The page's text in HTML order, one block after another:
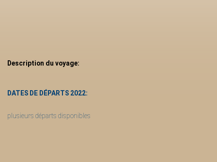
Description du voyage:
DATES DE DÉPARTS 2022:
plusieurs départs disponibles